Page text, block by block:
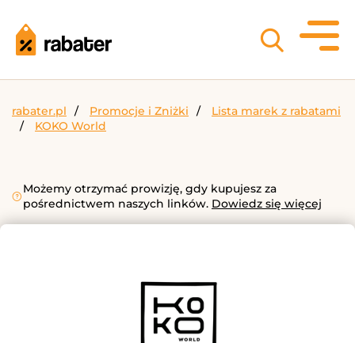
rabater.pl Promocje i Zniżki
Lista marek z rabatami
KOKO World
Możemy otrzymać prowizję, gdy kupujesz za
pośrednictwem naszych linków. Dowiedz się więcej